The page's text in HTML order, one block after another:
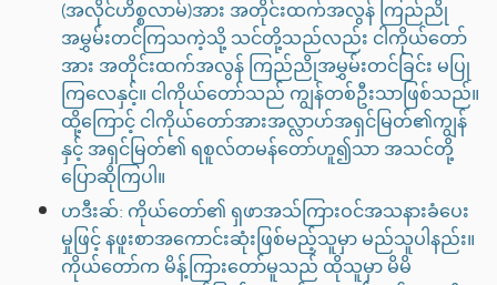
(အလိုင်ဟိစ္စလာမ်)အား အတိုင်းထက်အလွန် ကြည်ညို
အမွှမ်းတင်ကြသကဲ့သို့ သင်တို့သည်လည်း ငါကိုယ်တော်
အား အတိုင်းထက်အလွန် ကြည်ညိုအမွှမ်းတင်ခြင်း မပြု
ကြလေနှင့်။ ငါကိုယ်တော်သည် ကျွန်တစ်ဦးသာဖြစ်သည်။
ထို့ကြောင့် ငါကိုယ်တော်အားအလ္လာဟ်အရှင်မြတ်၏ကျွန်
နှင့် အရှင်မြတ်၏ ရစူလ်တမန်တော်ဟူ၍သာ အသင်တို့
ပြောဆိုကြပါ။
ဟဒီးဆ်: ကိုယ်တော်၏ ရှဖာအသ်ကြားဝင်အသနားခံပေး
မှုဖြင့် နဖူးစာအကောင်းဆုံးဖြစ်မည့်သူမှာ မည်သူပါနည်း။
ကိုယ်တော်က မိန့်ကြားတော်မူသည် ထိုသူမှာ မိမိ